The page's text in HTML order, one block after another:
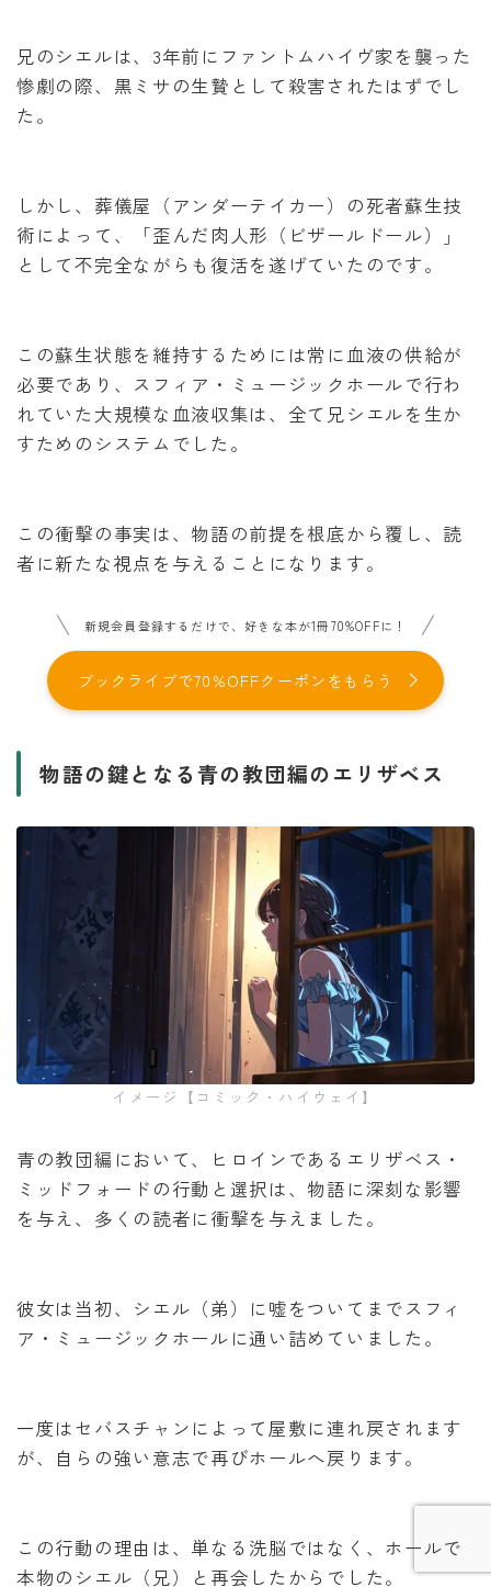
Follow Me
兄のシエルは、3年前にファントムハイヴ家を襲った
惨劇の際、黒ミサの生贄として殺害されたはずでし
た。
しかし、葬儀屋（アンダーテイカー）の死者蘇生技
術によって、「歪んだ肉人形（ビザールドール）」
として不完全ながらも復活を遂げていたのです。
この蘇生状態を維持するためには常に血液の供給が
必要であり、スフィア・ミュージックホールで行わ
れていた大規模な血液収集は、全て兄シエルを生か
すためのシステムでした。
この衝撃の事実は、物語の前提を根底から覆し、読
者に新たな視点を与えることになります。
新規会員登録するだけで、好きな本が1冊70%OFFに！
ブックライブで70%OFFクーポンをもらう
物語の鍵となる青の教団編のエリザベス
イメージ【コミック・ハイウェイ】
青の教団編において、ヒロインであるエリザベス・
ミッドフォードの行動と選択は、物語に深刻な影響
を与え、多くの読者に衝撃を与えました。
彼女は当初、シエル（弟）に嘘をついてまでスフィ
ア・ミュージックホールに通い詰めていました。
一度はセバスチャンによって屋敷に連れ戻されます
が、自らの強い意志で再びホールへ戻ります。
この行動の理由は、単なる洗脳ではなく、ホールで
本物のシエル（兄）と再会したからでした。